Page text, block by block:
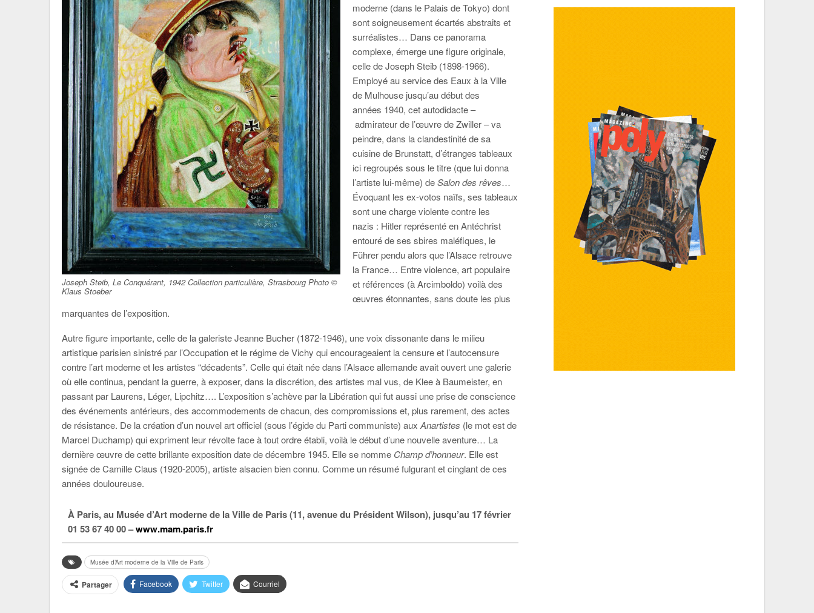
Joseph Steib, Le Conquérant, 1942 Collection particulière, Strasbourg Photo ©
Klaus Stoeber
moderne (dans le Palais de Tokyo) dont
sont soigneusement écartés abstraits et
surréalistes… Dans ce panorama
complexe, émerge une figure originale,
celle de Joseph Steib (1898-1966).
Employé au service des Eaux à la Ville
de Mulhouse jusqu’au début des
années 1940, cet autodidacte –
admirateur de l’œuvre de Zwiller – va
peindre, dans la clandestinité de sa
cuisine de Brunstatt, d’étranges tableaux
ici regroupés sous le titre (que lui donna
l’artiste lui-même) deSalon des rêves…
Évoquant les ex-votos naïfs, ses tableaux
sont une charge violente contre les
nazis : Hitler représenté en Antéchrist
entouré de ses sbires maléfiques, le
Führer pendu alors que l’Alsace retrouve
la France… Entre violence, art populaire
et références (à Arcimboldo) voilà des
œuvres étonnantes, sans doute les plus
marquantes de l’exposition.
Autre figure importante, celle de la galeriste Jeanne Bucher (1872-1946), une voix dissonante dans le milieu
artistique parisien sinistré par l’Occupation et le régime de Vichy qui encourageaient la censure et l’autocensure
contre l’art moderne et les artistes “décadents”. Celle qui était née dans l’Alsace allemande avait ouvert une galerie
où elle continua, pendant la guerre, à exposer, dans la discrétion, des artistes mal vus, de Klee à Baumeister, en
passant par Laurens, Léger, Lipchitz…. L’exposition s’achève par la Libération qui fut aussi une prise de conscience
des événements antérieurs, des accommodements de chacun, des compromissions et, plus rarement, des actes
de résistance. De la création d’un nouvel art officiel (sous l’égide du Parti communiste) aux Anartistes (le mot est de
Marcel Duchamp) qui expriment leur révolte face à tout ordre établi, voilà le début d’une nouvelle aventure… La
dernière œuvre de cette brillante exposition date de décembre 1945. Elle se nomme Champ d’honneur. Elle est
signée de Camille Claus (1920-2005), artiste alsacien bien connu. Comme un résumé fulgurant et cinglant de ces
années douloureuse.
À Paris, au Musée d’Art moderne de la Ville de Paris (11, avenue du Président Wilson), jusqu’au 17 février
01 53 67 40 00 –www.mam.paris.fr
Musée d’Art moderne de la Ville de Paris
Partager Facebook Twitter Courriel